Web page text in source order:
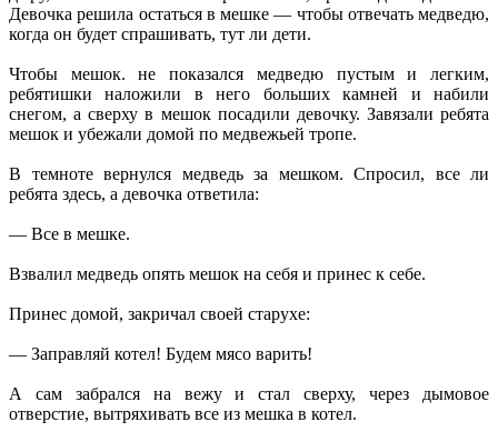
Девочка решила остаться в мешке — чтобы отвечать медведю,
когда он будет спрашивать, тут ли дети.
Чтобы мешок. не показался медведю пустым и легким,
ребятишки наложили в него больших камней и набили
снегом, а сверху в мешок посадили девочку. Завязали ребята
мешок и убежали домой по медвежьей тропе.
В темноте вернулся медведь за мешком. Спросил, все ли
ребята здесь, а девочка ответила:
— Все в мешке.
Взвалил медведь опять мешок на себя и принес к себе.
Принес домой, закричал своей старухе:
— Заправляй котел! Будем мясо варить!
А сам забрался на вежу и стал сверху, через дымовое
отверстие, вытряхивать все из мешка в котел.